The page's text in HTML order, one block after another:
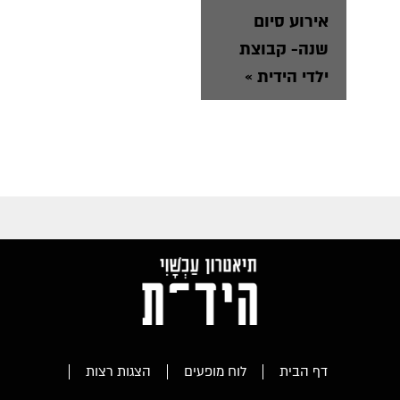
אירוע סיום
שנה- קבוצת
ילדי הידית »
דף הבית לוח מופעים
הצגות רצות